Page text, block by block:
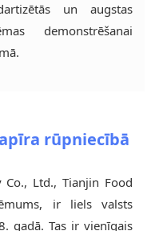
un augstas
demonstrēšanai
rūpniecībā
Ltd., Tianjin Food
ir liels valsts
gadā. Tas ir vienīgais